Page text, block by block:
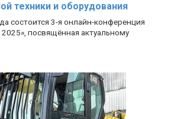
техники и оборудования
состоится 3-я онлайн-конференция
2025», посвящённая актуальному